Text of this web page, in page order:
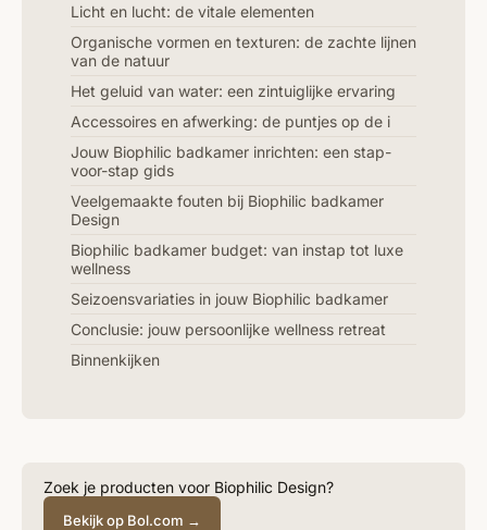
Licht en lucht: de vitale elementen
Organische vormen en texturen: de zachte lijnen
van de natuur
Het geluid van water: een zintuiglijke ervaring
Accessoires en afwerking: de puntjes op de i
Jouw Biophilic badkamer inrichten: een stap-
voor-stap gids
Veelgemaakte fouten bij Biophilic badkamer
Design
Biophilic badkamer budget: van instap tot luxe
wellness
Seizoensvariaties in jouw Biophilic badkamer
Conclusie: jouw persoonlijke wellness retreat
Binnenkijken
Zoek je producten voor Biophilic Design?
Bekijk op Bol.com →